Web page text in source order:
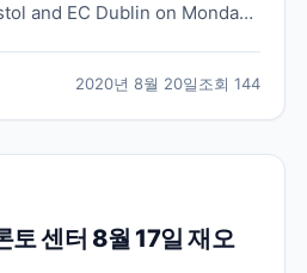
and EC Dublin on Monday
2020년 8월 20일조회 144
토 센터 8월 17일 재오